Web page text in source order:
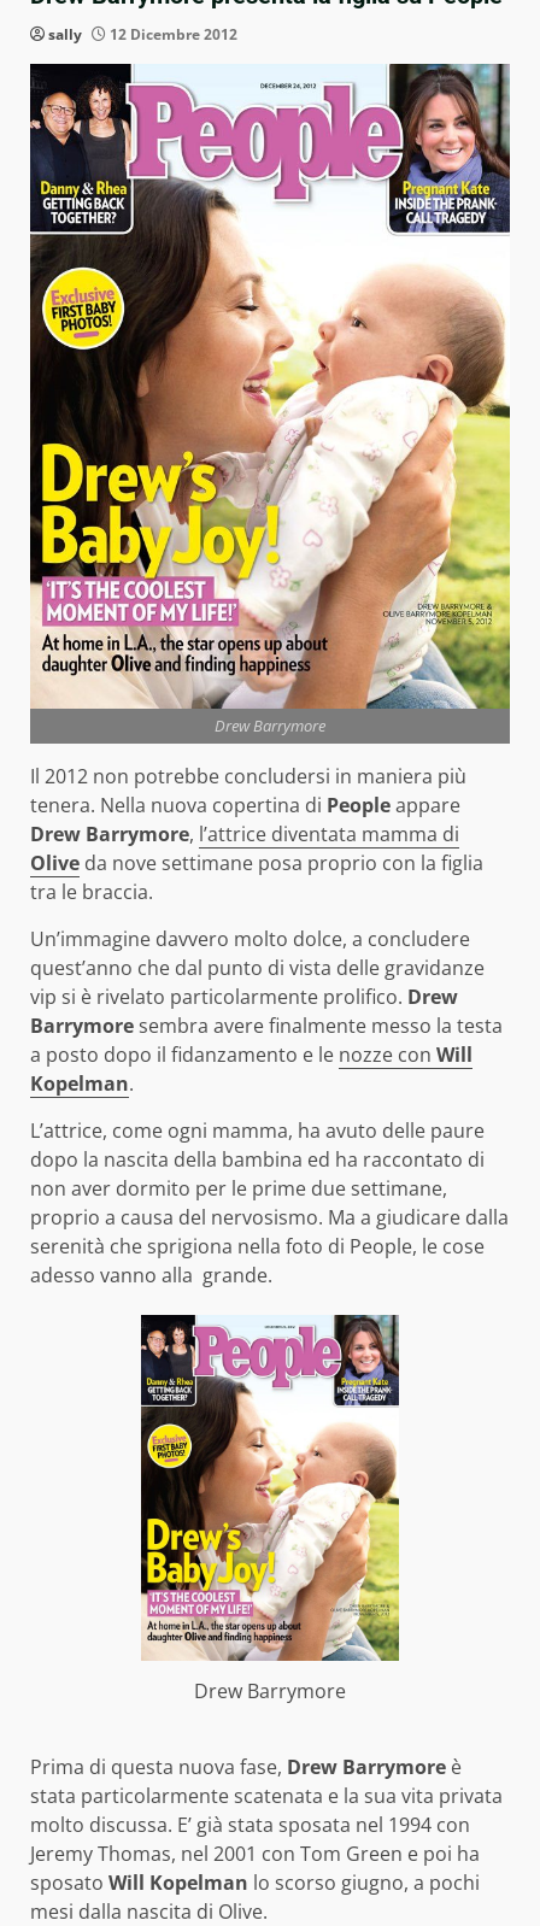
sally 12 Dicembre 2012
Drew Barrymore
Il 2012 non potrebbe concludersi in maniera più
tenera. Nella nuova copertina di Peopleappare
Drew Barrymore, l’attrice diventata mamma di
Olive da nove settimane posa proprio con la figlia
tra le braccia.
Un’immagine davvero molto dolce, a concludere
quest’anno che dal punto di vista delle gravidanze
vip si è rivelato particolarmente prolifico. Drew
Barrymoresembra avere finalmente messo la testa
a posto dopo il fidanzamento e le nozze con Will
Kopelman.
L’attrice, come ogni mamma, ha avuto delle paure
dopo la nascita della bambina ed ha raccontato di
non aver dormito per le prime due settimane,
proprio a causa del nervosismo. Ma a giudicare dalla
serenità che sprigiona nella foto di People, le cose
adesso vanno alla grande.
Drew Barrymore
Prima di questa nuova fase, Drew Barrymore è
stata particolarmente scatenata e la sua vita privata
molto discussa. E’ già stata sposata nel 1994 con
Jeremy Thomas, nel 2001 con Tom Green e poi ha
sposato Will Kopelman lo scorso giugno, a pochi
mesi dalla nascita di Olive.